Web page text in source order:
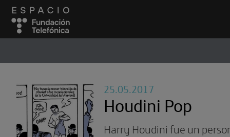
25.05.2017
Houdini Pop
Harry Houdini fue un